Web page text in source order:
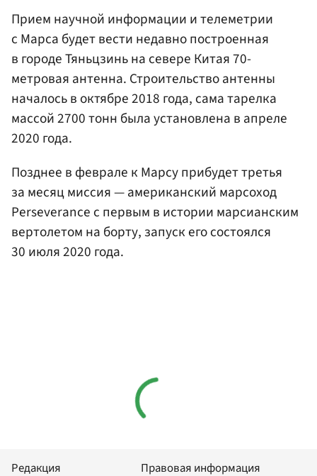
Прием научной информации и телеметрии
с Марса будет вести недавно построенная
в городе Тяньцзинь на севере Китая 70-
метровая антенна. Строительство антенны
началось в октябре 2018 года, сама тарелка
массой 2700 тонн была установлена в апреле
2020 года.
Позднее в феврале к Марсу прибудет третья
за месяц миссия — американский марсоход
Perseverance с первым в истории марсианским
вертолетом на борту, запуск его состоялся
30 июля 2020 года.
Редакция
Правовая информация